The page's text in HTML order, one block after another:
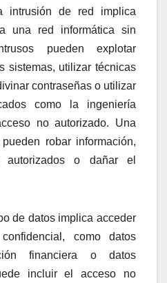
intrusión de red implica
una red informática sin
pueden explotar
sistemas, utilizar técnicas
contraseñas o utilizar
como la ingeniería
no autorizado. Una
robar información,
autorizados o dañar el
de datos implica acceder
como datos
financiera o datos
incluir el acceso no